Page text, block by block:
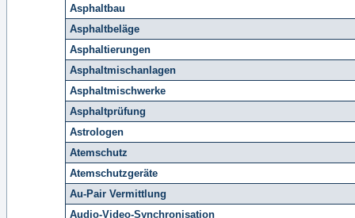
Asphaltbau
Asphaltbeläge
Asphaltierungen
Asphaltmischanlagen
Asphaltmischwerke
Asphaltprüfung
Astrologen
Atemschutz
Atemschutzgeräte
Au-Pair Vermittlung
Audio-Video-Synchronisation